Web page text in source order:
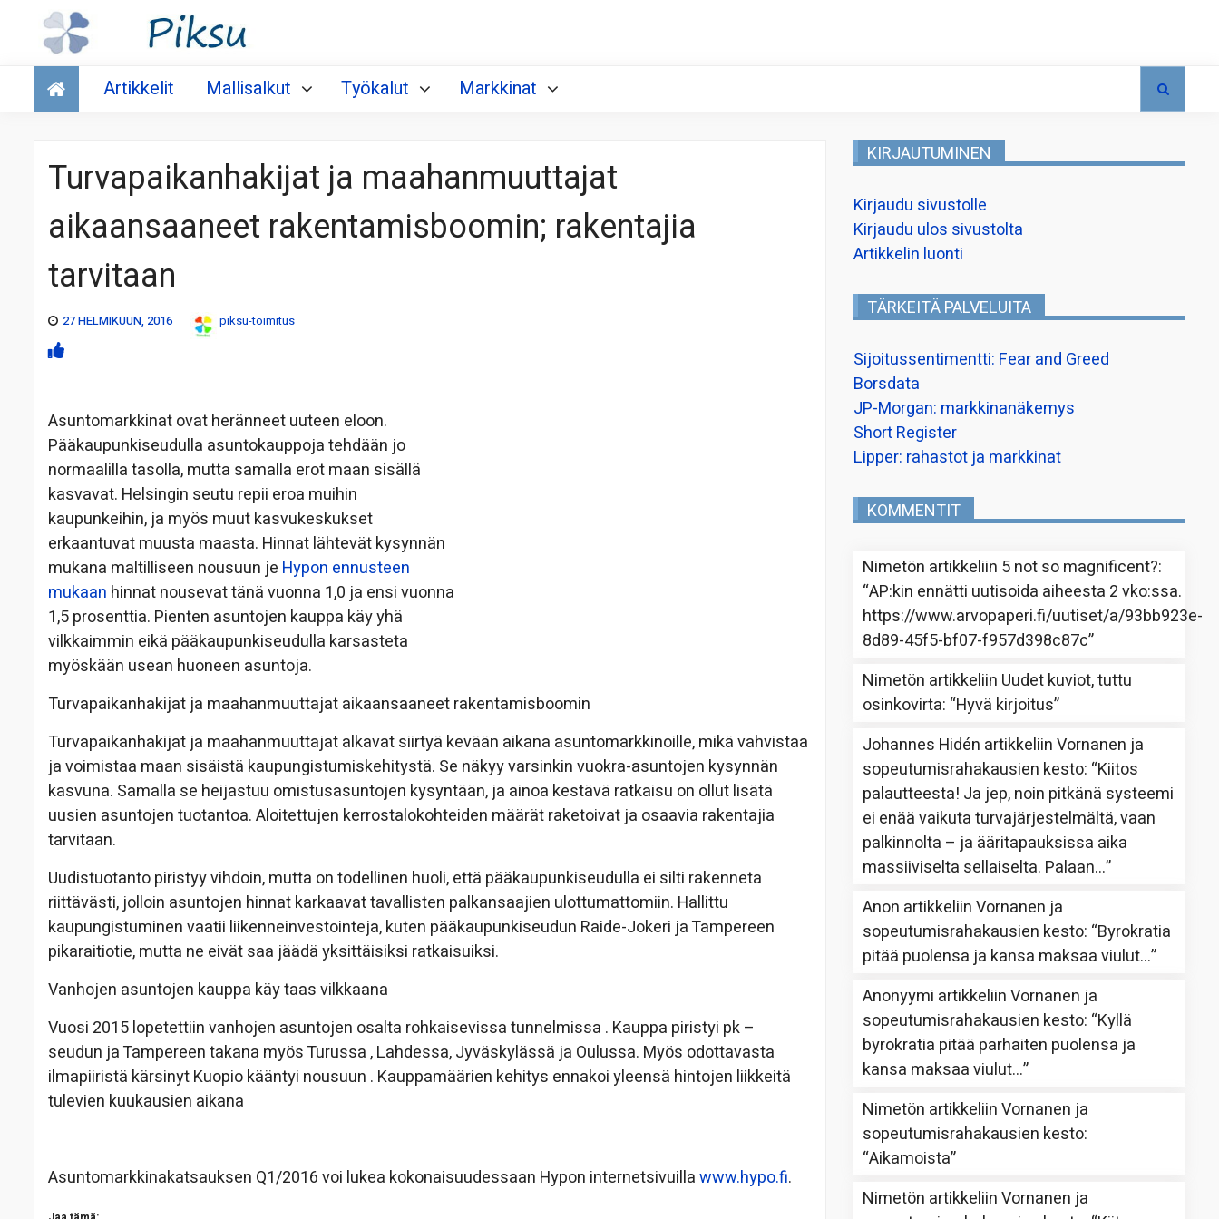
Talous
Artikkelit Mallisalkut Työkalut Markkinat
Turvapaikanhakijat ja maahanmuuttajat
aikaansaaneet rakentamisboomin; rakentajia
tarvitaan
27 HELMIKUUN, 2016 piksu-toimitus
Asuntomarkkinat ovat heränneet uuteen eloon.
Pääkaupunkiseudulla asuntokauppoja tehdään jo
normaalilla tasolla, mutta samalla erot maan sisällä
kasvavat. Helsingin seutu repii eroa muihin
kaupunkeihin, ja myös muut kasvukeskukset
erkaantuvat muusta maasta. Hinnat lähtevät kysynnän
mukana maltilliseen nousuun je Hypon ennusteen
mukaan hinnat nousevat tänä vuonna 1,0 ja ensi vuonna
1,5 prosenttia. Pienten asuntojen kauppa käy yhä
vilkkaimmin eikä pääkaupunkiseudulla karsasteta
myöskään usean huoneen asuntoja.
Turvapaikanhakijat ja maahanmuuttajat aikaansaaneet rakentamisboomin
Turvapaikanhakijat ja maahanmuuttajat alkavat siirtyä kevään aikana asuntomarkkinoille, mikä vahvistaa
ja voimistaa maan sisäistä kaupungistumiskehitystä. Se näkyy varsinkin vuokra-asuntojen kysynnän
kasvuna. Samalla se heijastuu omistusasuntojen kysyntään, ja ainoa kestävä ratkaisu on ollut lisätä
uusien asuntojen tuotantoa. Aloitettujen kerrostalokohteiden määrät raketoivat ja osaavia rakentajia
tarvitaan.
Uudistuotanto piristyy vihdoin, mutta on todellinen huoli, että pääkaupunkiseudulla ei silti rakenneta
riittävästi, jolloin asuntojen hinnat karkaavat tavallisten palkansaajien ulottumattomiin. Hallittu
kaupungistuminen vaatii liikenneinvestointeja, kuten pääkaupunkiseudun Raide-Jokeri ja Tampereen
pikaraitiotie, mutta ne eivät saa jäädä yksittäisiksi ratkaisuiksi.
Vanhojen asuntojen kauppa käy taas vilkkaana
Vuosi 2015 lopetettiin vanhojen asuntojen osalta rohkaisevissa tunnelmissa . Kauppa piristyi pk –
seudun ja Tampereen takana myös Turussa , Lahdessa, Jyväskylässä ja Oulussa. Myös odottavasta
ilmapiiristä kärsinyt Kuopio kääntyi nousuun . Kauppamäärien kehitys ennakoi yleensä hintojen liikkeitä
tulevien kuukausien aikana
Asuntomarkkinakatsauksen Q1/2016 voi lukea kokonaisuudessaan Hypon internetsivuillawww.hypo.fi.
KIRJAUTUMINEN
Kirjaudu sivustolle
Kirjaudu ulos sivustolta
Artikkelin luonti
TÄRKEITÄ PALVELUITA
Sijoitussentimentti: Fear and Greed
Borsdata
JP-Morgan: markkinanäkemys
Short Register
Lipper: rahastot ja markkinat
KOMMENTIT
Nimetön artikkeliin 5 not so magnificent?:
“AP:kin ennätti uutisoida aiheesta 2 vko:ssa.
https://www.arvopaperi.fi/uutiset/a/93bb923e-
8d89-45f5-bf07-f957d398c87c”
Nimetön artikkeliin Uudet kuviot, tuttu
osinkovirta: “Hyvä kirjoitus”
Johannes Hidén artikkeliinVornanen ja
sopeutumisrahakausien kesto: “Kiitos
palautteesta! Ja jep, noin pitkänä systeemi
ei enää vaikuta turvajärjestelmältä, vaan
palkinnolta – ja ääritapauksissa aika
massiiviselta sellaiselta. Palaan…”
Anon artikkeliinVornanen ja
sopeutumisrahakausien kesto: “Byrokratia
pitää puolensa ja kansa maksaa viulut…”
Anonyymi artikkeliinVornanen ja
sopeutumisrahakausien kesto: “Kyllä
byrokratia pitää parhaiten puolensa ja
kansa maksaa viulut…”
Nimetön artikkeliinVornanen ja
sopeutumisrahakausien kesto:
“Aikamoista”
Nimetön artikkeliinVornanen ja